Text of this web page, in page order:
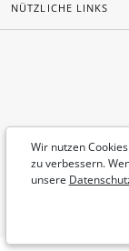
Wir nutzen
zu verbessern.
unsere
NÜTZLICHE LINKS